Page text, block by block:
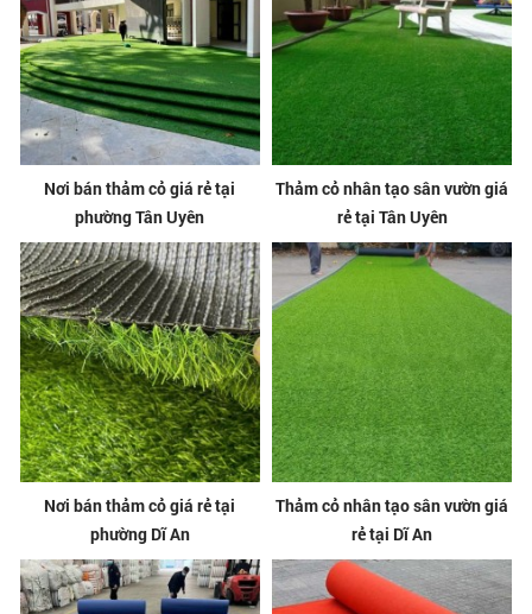
Nơi bán thảm cỏ giá rẻ tại
phường Tân Uyên
Thảm cỏ nhân tạo sân vườn giá
rẻ tại Tân Uyên
Nơi bán thảm cỏ giá rẻ tại
phường Dĩ An
Thảm cỏ nhân tạo sân vườn giá
rẻ tại Dĩ An